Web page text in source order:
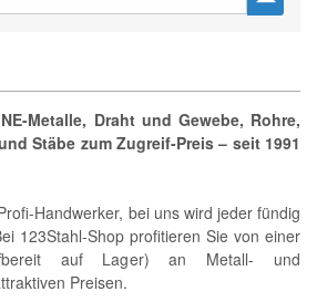
Metalle, Draht und Gewebe, Rohre,
Stäbe zum Zugreif-Preis – seit 1991
Handwerker, bei uns wird jeder fündig
123Stahl-Shop profitieren Sie von einer
auf Lager) an Metall- und
Preisen.